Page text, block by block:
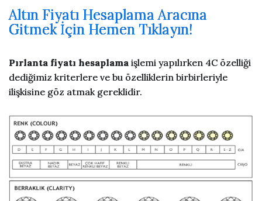
Altın Fiyatı Hesaplama Aracına
Gitmek İçin Hemen Tıklayın!
Pırlanta fiyatı hesaplama işlemi yapılırken 4C özelliği
dediğimiz kriterlere ve bu özelliklerin birbirleriyle
ilişkisine göz atmak gereklidir.